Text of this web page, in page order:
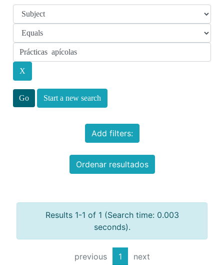
Start a new search
Add filters:
Ordenar resultados
Results 1-1 of 1 (Search time: 0.003
seconds).
previous 1 next